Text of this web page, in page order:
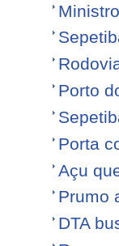
Porto
Porta
Açu
Prumo
DTA